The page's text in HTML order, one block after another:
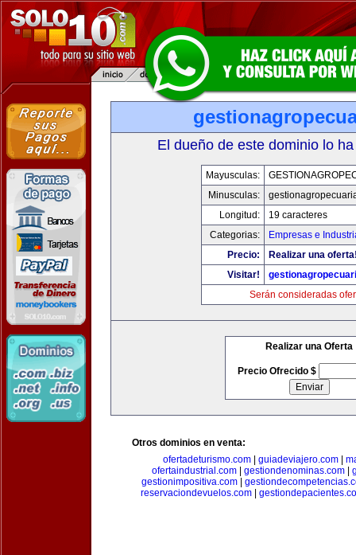
El dueño de este dominio lo
Mayusculas:
Minusculas:
Longitud:
19 caracteres
Categorias:
Empresas e
Precio:
Realizar una
Visitar!
Serán consideradas
Realizar una Oferta
Precio Ofrecido $
Otros dominios en venta:
ofertadeturismo.com| guiadeviajero.com|
ofertaindustrial.com| gestiondenominas.com|
gestionimpositiva.com
reservaciondevuelos.com